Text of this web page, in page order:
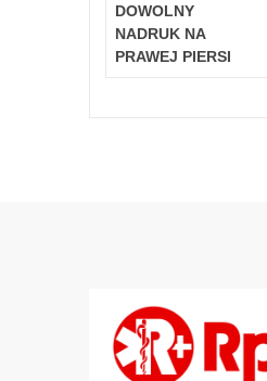
DOWOLNY
NADRUK NA
PRAWEJ PIERSI